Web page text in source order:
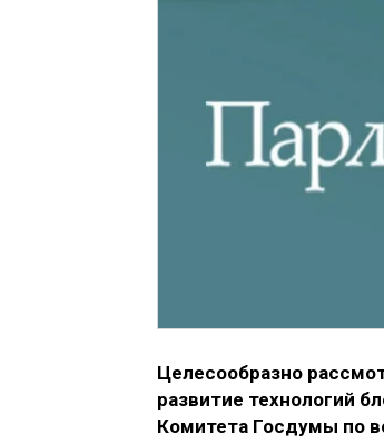
Целесообразно
развитие технологий
Комитета Госдумы по